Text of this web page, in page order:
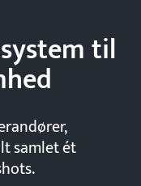
til
samlet ét